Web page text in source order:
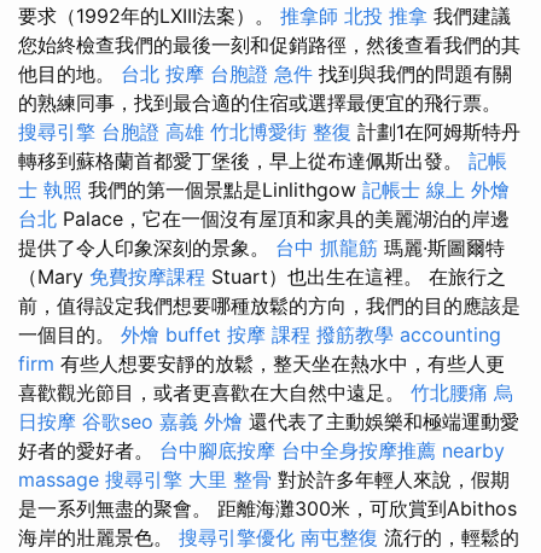
要求（1992年的LXIII法案）。 推拿師 北投 推拿 我們建議
您始終檢查我們的最後一刻和促銷路徑，然後查看我們的其
他目的地。 台北 按摩 台胞證 急件 找到與我們的問題有關
的熟練同事，找到最合適的住宿或選擇最便宜的飛行票。
搜尋引擎 台胞證 高雄 竹北博愛街 整復 計劃1在阿姆斯特丹
轉移到蘇格蘭首都愛丁堡後，早上從布達佩斯出發。 記帳
士 執照 我們的第一個景點是Linlithgow 記帳士 線上 外燴
台北 Palace，它在一個沒有屋頂和家具的美麗湖泊的岸邊
提供了令人印象深刻的景象。 台中 抓龍筋 瑪麗·斯圖爾特
（Mary 免費按摩課程 Stuart）也出生在這裡。 在旅行之
前，值得設定我們想要哪種放鬆的方向，我們的目的應該是
一個目的。 外燴 buffet 按摩 課程 撥筋教學 accounting
firm 有些人想要安靜的放鬆，整天坐在熱水中，有些人更
喜歡觀光節目，或者更喜歡在大自然中遠足。 竹北腰痛 烏
日按摩 谷歌seo 嘉義 外燴 還代表了主動娛樂和極端運動愛
好者的愛好者。 台中腳底按摩 台中全身按摩推薦 nearby
massage 搜尋引擎 大里 整骨 對於許多年輕人來說，假期
是一系列無盡的聚會。 距離海灘300米，可欣賞到Abithos
海岸的壯麗景色。 搜尋引擎優化 南屯整復 流行的，輕鬆的